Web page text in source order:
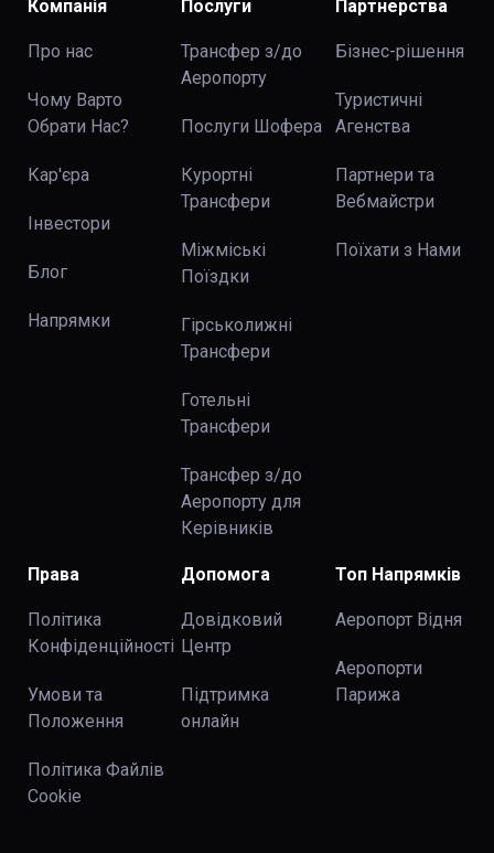
Компанія
Про нас
Чому Варто
Обрати Нас?
Кар'єра
Інвестори
Блог
Напрямки
Послуги
Трансфер з/до
Аеропорту
Послуги Шофера
Курортні
Трансфери
Міжміські
Поїздки
Гірськолижні
Трансфери
Готельні
Трансфери
Трансфер з/до
Аеропорту для
Керівників
Партнерства
Бізнес-рішення
Туристичні
Агенства
Партнери та
Вебмайстри
Поїхати з Нами
Права
Політика
Конфіденційності
Умови та
Положення
Політика Файлів
Cookie
Допомога
Довідковий
Центр
Підтримка
онлайн
Топ Напрямків
Аеропорт Відня
Аеропорти
Парижа